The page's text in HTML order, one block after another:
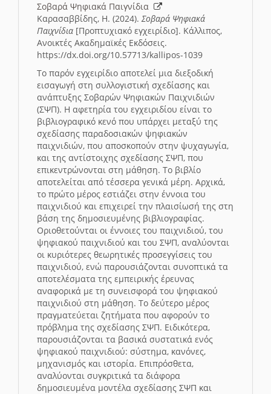
Σοβαρά Ψηφιακά Παιγνίδια
Καρασαββίδης, Η. (2024). Σοβαρά Ψηφιακά
Παιχνίδια [Προπτυχιακό εγχειρίδιο]. Κάλλιπος,
Ανοικτές Ακαδημαϊκές Εκδόσεις.
https://dx.doi.org/10.57713/kallipos-1039
Το παρόν εγχειρίδιο αποτελεί μια διεξοδική
εισαγωγή στη συλλογιστική σχεδίασης και
ανάπτυξης Σοβαρών Ψηφιακών Παιχνιδιών
(ΣΨΠ). Η αφετηρία του εγχειριδίου είναι το
βιβλιογραφικό κενό που υπάρχει μεταξύ της
σχεδίασης παραδοσιακών ψηφιακών
παιχνιδιών, που αποσκοπούν στην ψυχαγωγία,
και της αντίστοιχης σχεδίασης ΣΨΠ, που
επικεντρώνονται στη μάθηση. Το βιβλίο
αποτελείται από τέσσερα γενικά μέρη. Αρχικά,
το πρώτο μέρος εστιάζει στην έννοια του
παιχνιδιού και επιχειρεί την πλαισίωσή της στη
βάση της δημοσιευμένης βιβλιογραφίας.
Οριοθετούνται οι έννοιες του παιχνιδιού, του
ψηφιακού παιχνιδιού και του ΣΨΠ, αναλύονται
οι κυριότερες θεωρητικές προσεγγίσεις του
παιχνιδιού, ενώ παρουσιάζονται συνοπτικά τα
αποτελέσματα της εμπειρικής έρευνας
αναφορικά με τη συνεισφορά του ψηφιακού
παιχνιδιού στη μάθηση. Το δεύτερο μέρος
πραγματεύεται ζητήματα που αφορούν το
πρόβλημα της σχεδίασης ΣΨΠ. Ειδικότερα,
παρουσιάζονται τα βασικά συστατικά ενός
ψηφιακού παιχνιδιού: σύστημα, κανόνες,
μηχανισμός και ιστορία. Επιπρόσθετα,
αναλύονται συγκριτικά τα διάφορα
δημοσιευμένα μοντέλα σχεδίασης ΣΨΠ και